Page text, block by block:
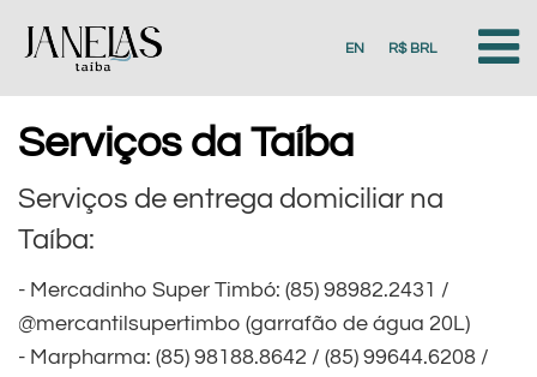
EN R$ BRL
Serviços da Taíba
Serviços de entrega domiciliar na
Taíba:
- Mercadinho Super Timbó: (85) 98982.2431 /
@mercantilsupertimbo (garrafão de água 20L)
- Marpharma: (85) 98188.8642 / (85) 99644.6208 /